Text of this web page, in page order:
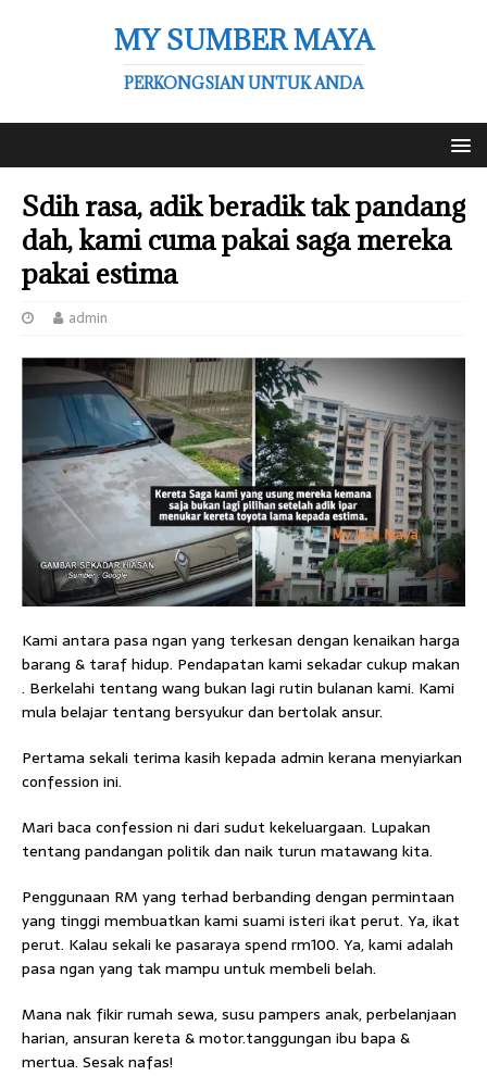
MY SUMBER MAYA
PERKONGSIAN UNTUK ANDA
Sdih rasa, adik beradik tak pandang
dah, kami cuma pakai saga mereka
pakai estima
admin
Kami antara pasa ngan yang terkesan dengan kenaikan harga
barang & taraf hidup. Pendapatan kami sekadar cukup makan
. Berkelahi tentang wang bukan lagi rutin bulanan kami. Kami
mula belajar tentang bersyukur dan bertolak ansur.
Pertama sekali terima kasih kepada admin kerana menyiarkan
confession ini.
Mari baca confession ni dari sudut kekeluargaan. Lupakan
tentang pandangan politik dan naik turun matawang kita.
Penggunaan RM yang terhad berbanding dengan permintaan
yang tinggi membuatkan kami suami isteri ikat perut. Ya, ikat
perut. Kalau sekali ke pasaraya spend rm100. Ya, kami adalah
pasa ngan yang tak mampu untuk membeli belah.
Mana nak fikir rumah sewa, susu pampers anak, perbelanjaan
harian, ansuran kereta & motor.tanggungan ibu bapa &
mertua. Sesak nafas!